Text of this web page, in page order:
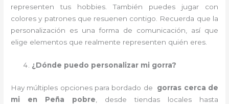
representen tus hobbies. También puedes jugar con
colores y patrones que resuenen contigo. Recuerda que la
personalización es una forma de comunicación, así que
elige elementos que realmente representen quién eres.
¿Dónde puedo personalizar mi gorra?
Hay múltiples opciones para bordado de gorras cerca de
mi en Peña pobre , desde tiendas locales hasta